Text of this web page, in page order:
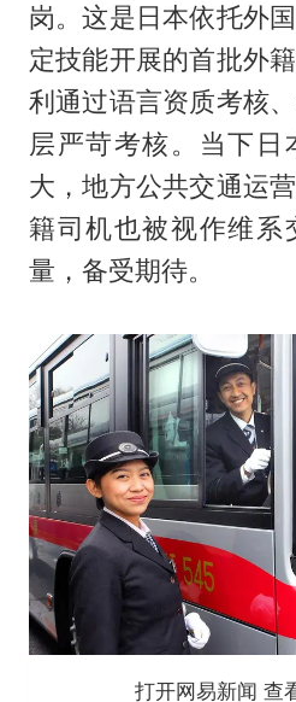
岗。这是日本依托外
定技能开展的首批外
利通过语言资质考核
层严苛考核。当下日
大，地方公共交通运
籍司机也被视作维系
量，备受期待。
打开网易新闻 查